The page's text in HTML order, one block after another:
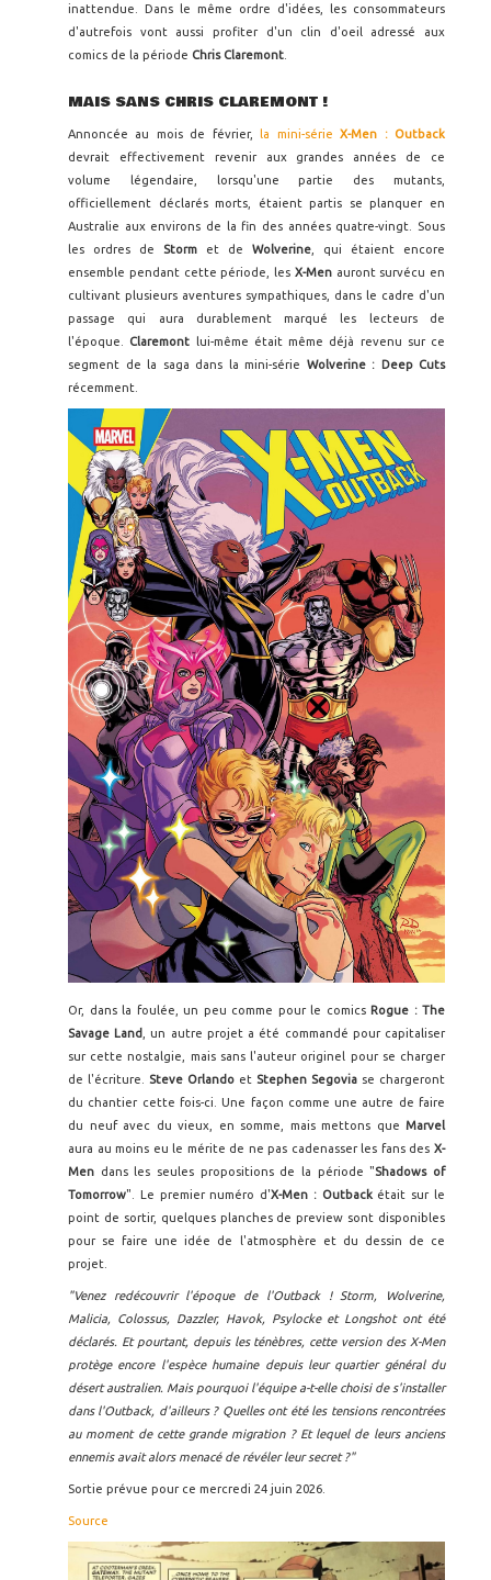
inattendue. Dans le même ordre d'idées, les consommateurs
d'autrefois vont aussi profiter d'un clin d'oeil adressé aux
comics de la période Chris Claremont
MAIS SANS CHRIS CLAREMONT !
Annoncée au mois de février, la mini-sérieX-Men : Outback
devrait effectivement revenir aux grandes années de ce
volume légendaire, lorsqu'une partie des mutants,
officiellement déclarés morts, étaient partis se planquer en
Australie aux environs de la fin des années quatre-vingt. Sous
les ordres de Storm et de Wolverine , qui étaient encore
ensemble pendant cette période, les X-Menauront survécu en
cultivant plusieurs aventures sympathiques, dans le cadre d'un
passage qui aura durablement marqué les lecteurs de
l'époque. Claremont lui-même était même déjà revenu sur ce
segment de la saga dans la mini-série Wolverine : Deep Cuts
récemment.
Or, dans la foulée, un peu comme pour le comics Rogue : The
Savage Land
, un autre projet a été commandé pour capitaliser
sur cette nostalgie, mais sans l'auteur originel pour se charger
de l'écriture. Steve Orlando et Stephen Segovia se chargeront
du chantier cette fois-ci. Une façon comme une autre de faire
du neuf avec du vieux, en somme, mais mettons que Marvel
aura au moins eu le mérite de ne pas cadenasser les fans des X-
Men dans les seules propositions de la période "Shadows of
Tomorrow". Le premier numéro d'X-Men : Outbackétait sur le
point de sortir, quelques planches de preview sont disponibles
pour se faire une idée de l'atmosphère et du dessin de ce
projet.
"Venez redécouvrir l'époque de l'Outback ! Storm, Wolverine,
Malicia, Colossus, Dazzler, Havok, Psylocke et Longshot ont été
déclarés. Et pourtant, depuis les ténèbres, cette version des X-Men
protège encore l'espèce humaine depuis leur quartier général du
désert australien. Mais pourquoi l'équipe a-t-elle choisi de s'installer
dans l'Outback, d'ailleurs ? Quelles ont été les tensions rencontrées
au moment de cette grande migration ? Et lequel de leurs anciens
ennemis avait alors menacé de révéler leur secret ?"
Sortie prévue pour ce mercredi 24 juin 2026.
Source